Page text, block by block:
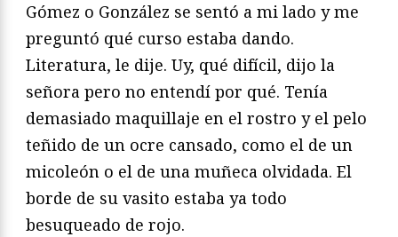
Gómez o González se sentó a mi lado y me
preguntó qué curso estaba dando.
Literatura, le dije. Uy, qué difícil, dijo la
señora pero no entendí por qué. Tenía
demasiado maquillaje en el rostro y el pelo
teñido de un ocre cansado, como el de un
micoleón o el de una muñeca olvidada. El
borde de su vasito estaba ya todo
besuqueado de rojo.